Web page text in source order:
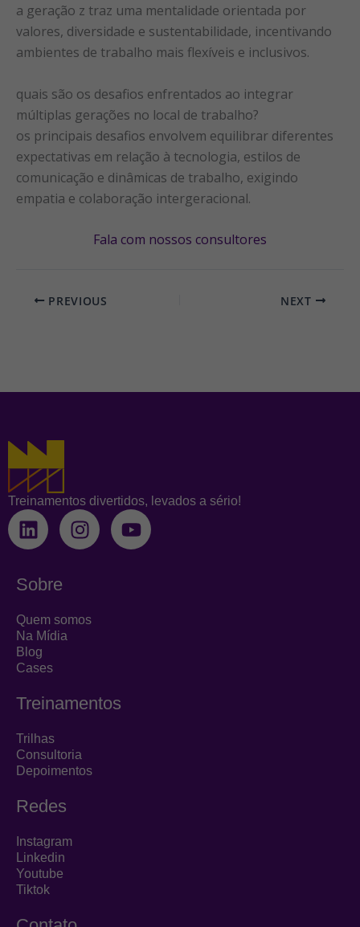
a geração z traz uma mentalidade orientada por
valores, diversidade e sustentabilidade, incentivando
ambientes de trabalho mais flexíveis e inclusivos.
quais são os desafios enfrentados ao integrar
múltiplas gerações no local de trabalho?
os principais desafios envolvem equilibrar diferentes
expectativas em relação à tecnologia, estilos de
comunicação e dinâmicas de trabalho, exigindo
empatia e colaboração intergeracional.
Fala com nossos consultores
PREVIOUS NEXT
Treinamentos divertidos, levados a sério!
L
i
n
k
e
d
i
n
I
n
s
g
Y
o
u
Sobre
Quem somos
Na Mídia
Blog
Cases
Treinamentos
Trilhas
Consultoria
Depoimentos
Redes
Instagram
Linkedin
Youtube
Tiktok